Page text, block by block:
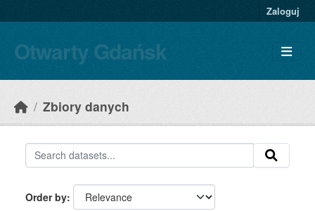
Zaloguj
Otwarty Gdańsk
Zbiory danych
Order by